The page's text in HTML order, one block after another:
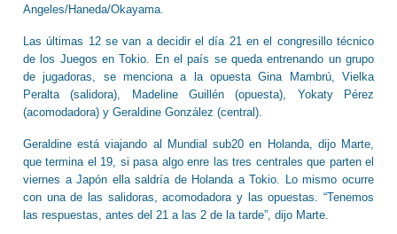
Angeles/Haneda/Okayama.
Las últimas 12 se van a decidir el día 21 en el congresillo técnico
de los Juegos en Tokio. En el país se queda entrenando un grupo
de jugadoras, se menciona a la opuesta Gina Mambrú, Vielka
Peralta (salidora), Madeline Guillén (opuesta), Yokaty Pérez
(acomodadora) y Geraldine González (central).
Geraldine está viajando al Mundial sub20 en Holanda, dijo Marte,
que termina el 19, si pasa algo enre las tres centrales que parten el
viernes a Japón ella saldría de Holanda a Tokio. Lo mismo ocurre
con una de las salidoras, acomodadora y las opuestas. “Tenemos
las respuestas, antes del 21 a las 2 de la tarde”, dijo Marte.